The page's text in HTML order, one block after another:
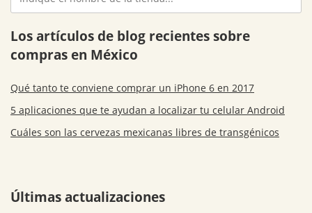
Los artículos de blog recientes sobre
compras en México
Qué tanto te conviene comprar un iPhone 6 en 2017
5 aplicaciones que te ayudan a localizar tu celular Android
Cuáles son las cervezas mexicanas libres de transgénicos
Últimas actualizaciones